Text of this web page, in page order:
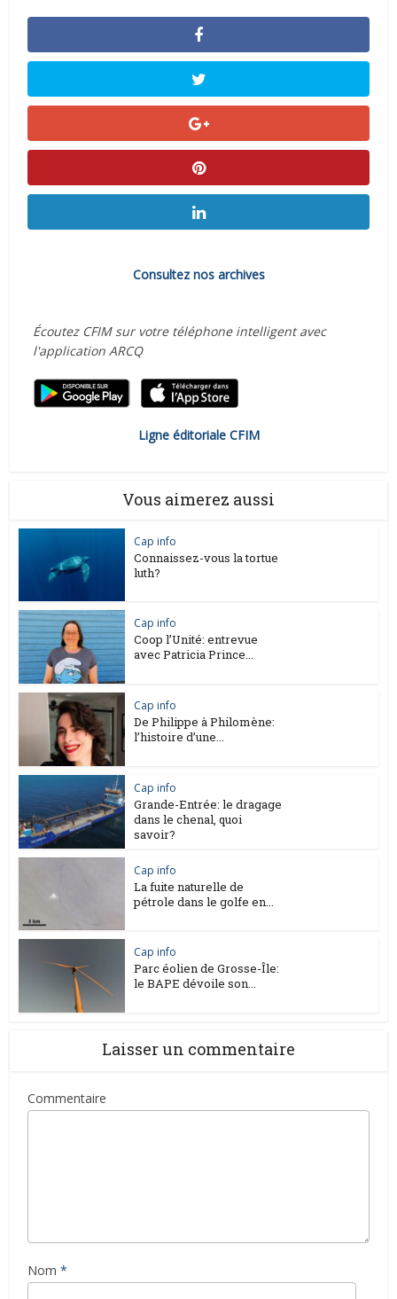
Consultez nos archives
Écoutez CFIM sur votre téléphone intelligent avec
l'application ARCQ
Ligne éditoriale CFIM
Vous aimerez aussi
Cap info
Connaissez-vous la tortue
luth?
Cap info
Coop l’Unité: entrevue
avec Patricia Prince...
Cap info
De Philippe à Philomène:
l’histoire d’une...
Cap info
Grande-Entrée: le dragage
dans le chenal, quoi
savoir?
Cap info
La fuite naturelle de
pétrole dans le golfe en...
Cap info
Parc éolien de Grosse-Île:
le BAPE dévoile son...
Laisser un commentaire
Commentaire
Nom *